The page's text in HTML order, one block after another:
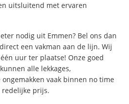
uitsluitend met ervaren
nodig uit Emmen? Bel ons dan
een vakman aan de lijn. Wij
uur ter plaatse! Onze goed
alle lekkages,
vaak binnen no time
redelijke prijs.